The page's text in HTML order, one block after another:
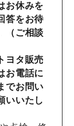
お休みを
答をお待
（ご相談
ヨタ販売
お電話に
でお問い
いいたし